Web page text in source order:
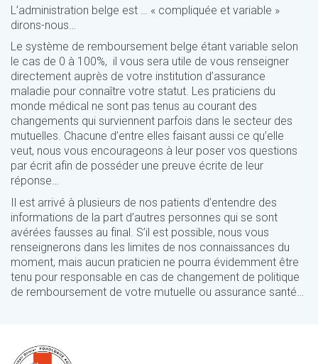
L’administration belge est … « compliquée et variable »
dirons-nous…
Le système de remboursement belge étant variable selon
le cas de 0 à 100%, il vous sera utile de vous renseigner
directement auprès de votre institution d’assurance
maladie pour connaître votre statut. Les praticiens du
monde médical ne sont pas tenus au courant des
changements qui surviennent parfois dans le secteur des
mutuelles. Chacune d’entre elles faisant aussi ce qu’elle
veut, nous vous encourageons à leur poser vos questions
par écrit afin de posséder une preuve écrite de leur
réponse…
Il est arrivé à plusieurs de nos patients d’entendre des
informations de la part d’autres personnes qui se sont
avérées fausses au final. S’il est possible, nous vous
renseignerons dans les limites de nos connaissances du
moment, mais aucun praticien ne pourra évidemment être
tenu pour responsable en cas de changement de politique
de remboursement de votre mutuelle ou assurance santé…